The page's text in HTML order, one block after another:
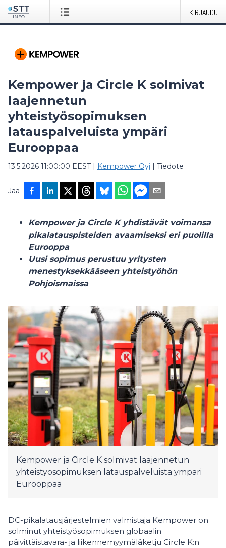
KIRJAUDU
Kempower ja Circle K solmivat
laajennetun
yhteistyösopimuksen
latauspalveluista ympäri
Eurooppaa
13.5.2026 11:00:00 EEST| Kempower Oyj | Tiedote
Jaa
Kempower ja Circle K yhdistävät voimansa
pikalatauspisteiden avaamiseksi eri puolilla
Eurooppa
Uusi sopimus perustuu yritysten
menestyksekkääseen yhteistyöhön
Pohjoismaissa
Kempower ja Circle K solmivat laajennetun
yhteistyösopimuksen latauspalveluista ympäri
Eurooppaa
DC-pikalatausjärjestelmien valmistaja Kempower on
solminut yhteistyösopimuksen globaalin
päivittäistavara- ja liikennemyymäläketju Circle K:n